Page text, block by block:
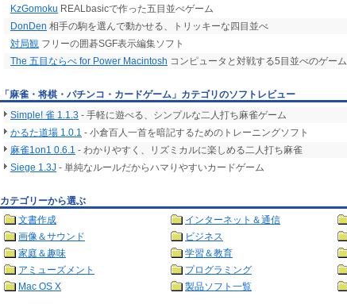
KzGomoku REALbasicで作った五目並べゲーム
DonDen 相手の駒を選んで動かせる、トリッキーな四目並べ
対局観 フリーの囲碁SGF表示編集ソフト
The 五目ならべ for Power Macintosh コンピュータと対戦する5目並べのゲーム
「麻雀・将棋・パチンコ・カードゲーム」カテゴリのソフトレビュー
Simple! 雀 1.1.3 - 手軽に遊べる、シンプルな二人打ち麻雀ゲーム
かるた道場 1.0.1 - 小倉百人一首を暗記するためのトレーニングソフト
麻雀1on1 0.6.1 - わかりやすく、リズミカルに楽しめる二人打ち麻雀
Siege 1.3J - 単純なルールだからハマりやすいカードゲーム
カテゴリーから選ぶ
文書作成
インターネット＆通信
画像＆サウンド
ビジネス
家庭＆趣味
学習＆教育
アミューズメント
プログラミング
Mac OS X
製品ソフト一覧